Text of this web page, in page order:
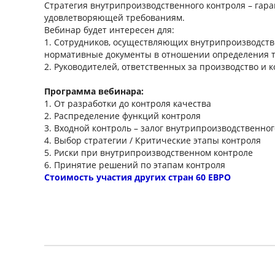
Стратегия внутрипроизводственного контроля –
удовлетворяющей требованиям.
Вебинар будет интересен для:
1. Сотрудников, осуществляющих
нормативные документы в отношении определения
2. Руководителей, ответственных за производство и
Программа вебинара:
1. От разработки до контроля качества
2. Распределение функций контроля
3. Входной контроль – залог
4. Выбор стратегии / Критические этапы контроля
5. Риски при внутрипроизводственном контроле
6. Принятие решений по этапам контроля
Стоимость участия других стран 60 ЕВРО